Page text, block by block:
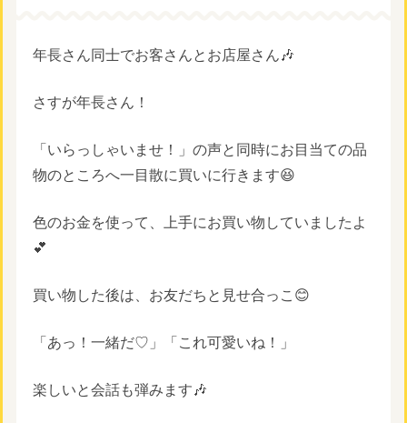
年長さん同士でお客さんとお店屋さん🎶
さすが年長さん！
「いらっしゃいませ！」の声と同時にお目当ての品
物のところへ一目散に買いに行きます😆
色のお金を使って、上手にお買い物していましたよ
💕
買い物した後は、お友だちと見せ合っこ😊
「あっ！一緒だ♡」「これ可愛いね！」
楽しいと会話も弾みます🎶